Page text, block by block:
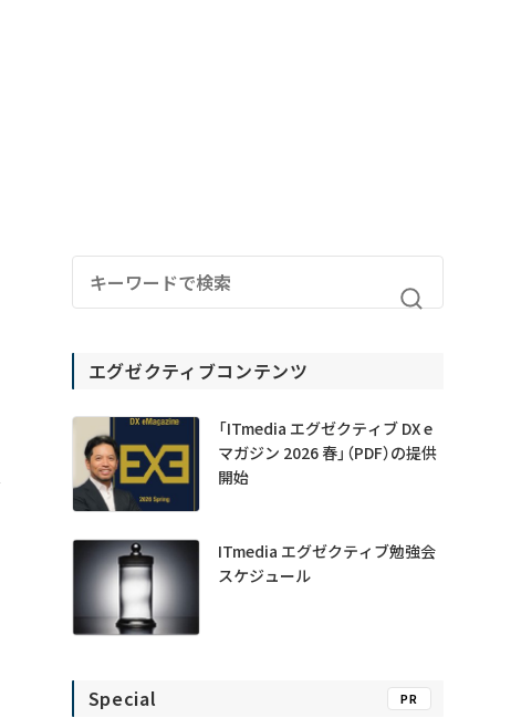
エグゼクティブコンテンツ
「ITmedia エグゼクティブ DX e
マガジン 2026 春」（PDF）の提供
開始
ITmedia エグゼクティブ勉強会
スケジュール
Special PR